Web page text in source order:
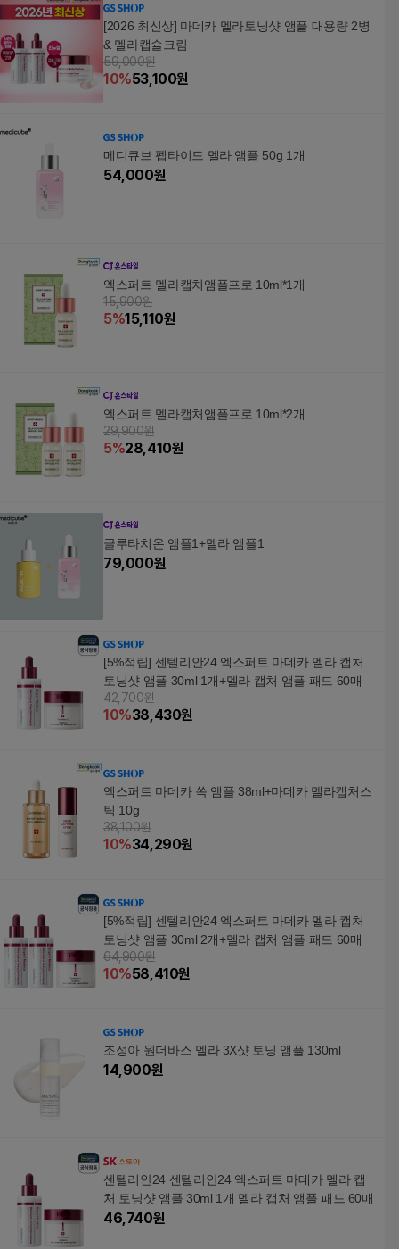
[2026 최신상] 마데카 멜라토닝샷 앰플 대용량 2병
& 멜라캡슐크림
59,000원
10%53,100원
메디큐브 펩타이드 멜라 앰플 50g 1개
54,000원
엑스퍼트 멜라캡처앰플프로 10ml*1개
15,900원
5%15,110원
엑스퍼트 멜라캡처앰플프로 10ml*2개
29,900원
5%28,410원
글루타치온 앰플1+멜라 앰플1
79,000원
[5%적립] 센텔리안24 엑스퍼트 마데카 멜라 캡처
토닝샷 앰플 30ml 1개+멜라 캡처 앰플 패드 60매
42,700원
10%38,430원
엑스퍼트 마데카 쏙 앰플 38ml+마데카 멜라캡처스
틱 10g
38,100원
10%34,290원
[5%적립] 센텔리안24 엑스퍼트 마데카 멜라 캡처
토닝샷 앰플 30ml 2개+멜라 캡처 앰플 패드 60매
64,900원
10%58,410원
조성아 원더바스 멜라 3X샷 토닝 앰플 130ml
14,900원
센텔리안24 센텔리안24 엑스퍼트 마데카 멜라 캡
처 토닝샷 앰플 30ml 1개 멜라 캡처 앰플 패드 60매
46,740원